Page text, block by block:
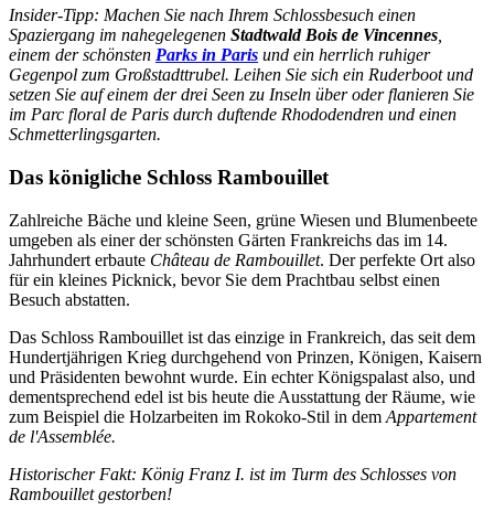
Insider-Tipp: Machen Sie nach Ihrem Schlossbesuch einen
Spaziergang im nahegelegenen Stadtwald Bois de Vincennes
einem der schönsten Parks in Paris und ein herrlich ruhiger
Gegenpol zum Großstadttrubel. Leihen Sie sich ein Ruderboot und
setzen Sie auf einem der drei Seen zu Inseln über oder flanieren Sie
im Parc floral de Paris durch duftende Rhododendren und einen
Schmetterlingsgarten.
Das königliche Schloss Rambouillet
Zahlreiche Bäche und kleine Seen, grüne Wiesen und Blumenbeete
umgeben als einer der schönsten Gärten Frankreichs das im 14.
Jahrhundert erbaute Château de Rambouillet. Der perfekte Ort also
für ein kleines Picknick, bevor Sie dem Prachtbau selbst einen
Besuch abstatten.
Das Schloss Rambouillet ist das einzige in Frankreich, das seit dem
Hundertjährigen Krieg durchgehend von Prinzen, Königen, Kaisern
und Präsidenten bewohnt wurde. Ein echter Königspalast also, und
dementsprechend edel ist bis heute die Ausstattung der Räume, wie
zum Beispiel die Holzarbeiten im Rokoko-Stil in dem Appartement
de l'Assemblée.
Historischer Fakt: König Franz I. ist im Turm des Schlosses von
Rambouillet gestorben!